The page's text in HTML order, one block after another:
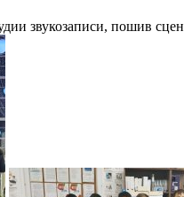
звукозаписи, пошив